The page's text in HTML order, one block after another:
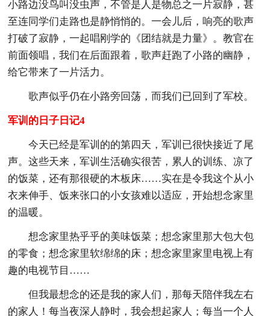
小路边没鸟叫没虫声，不管是人是物总之一片寂静，甚
至连同学们走路也是静悄悄的。一会儿后，响亮的歌声
打破了寂静，一起唱刚学的《团结就是力量》。教官在
前面领唱，我们在后面跟着，歌声赶跑了小路的幽静，
给它带来了一片活力。
歌声似乎仍在小路旁回荡，而我们已回到了军校。
军训的日子日记4
今天已经是军训的的第四天，军训已很快接近了尾
声。这些天来，军训生活确实很苦，累人的训练、凉了
的饭菜，还有那很硬的木板床……实在是令我这个从小
衣来伸手、饭来张口的小女孩难以适应，开始想念家里
的温暖。
想念家里热乎乎的美味饭菜；想念家里那大包大包
的零食；想念家里软绵绵的床；想念家里家里电视上有
趣的电视节目……
但我最想念的还是我的家人们，那每天陪伴我左右
的家人！每当夜深人静时，我会想起家人；每当一个人